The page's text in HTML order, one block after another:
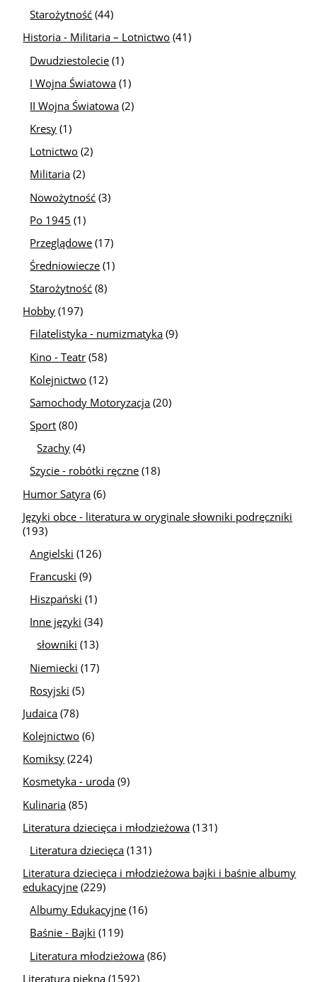
Starożytność (44)
Historia - Militaria – Lotnictwo (41)
Dwudziestolecie (1)
I Wojna Światowa (1)
II Wojna Światowa (2)
Kresy (1)
Lotnictwo (2)
Militaria (2)
Nowożytność (3)
Po 1945 (1)
Przeglądowe (17)
Średniowiecze (1)
Starożytność (8)
Hobby (197)
Filatelistyka - numizmatyka (9)
Kino - Teatr (58)
Kolejnictwo (12)
Samochody Motoryzacja (20)
Sport (80)
Szachy (4)
Szycie - robótki ręczne (18)
Humor Satyra (6)
Języki obce - literatura w oryginale słowniki podręczniki
(193)
Angielski (126)
Francuski (9)
Hiszpański (1)
Inne języki (34)
słowniki (13)
Niemiecki (17)
Rosyjski (5)
Judaica (78)
Kolejnictwo (6)
Komiksy (224)
Kosmetyka - uroda (9)
Kulinaria (85)
Literatura dziecięca i młodzieżowa (131)
Literatura dziecięca (131)
Literatura dziecięca i młodzieżowa bajki i baśnie albumy
edukacyjne (229)
Albumy Edukacyjne (16)
Baśnie - Bajki (119)
Literatura młodzieżowa (86)
Literatura piękna (1592)